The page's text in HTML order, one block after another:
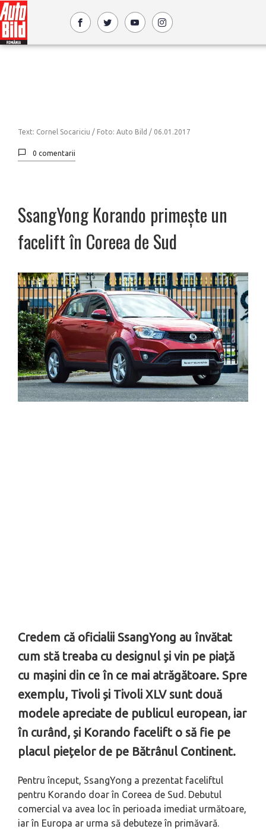
Text: Cornel Socariciu / Foto: Auto Bild / 06.01.2017
0 comentarii
SsangYong Korando primește un
facelift în Coreea de Sud
Credem că oficialii SsangYong au învătat
cum stă treaba cu designul și vin pe piață
cu mașini din ce în ce mai atrăgătoare. Spre
exemplu, Tivoli și Tivoli XLV sunt două
modele apreciate de publicul european, iar
în curând, și Korando facelift o să fie pe
placul piețelor de pe Bătrânul Continent.
Pentru început, SsangYong a prezentat faceliftul
pentru Korando doar în Coreea de Sud. Debutul
comercial va avea loc în perioada imediat următoare,
iar în Europa ar urma să debuteze în primăvară.